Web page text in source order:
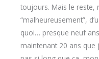
toujours. Mais le reste,
“malheureusement”,
quoi… presque neuf
maintenant 20 ans que